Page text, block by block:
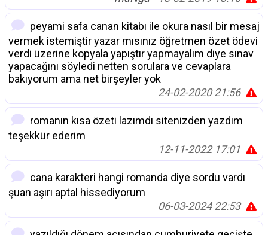
peyami safa canan kitabı ile okura nasıl bir mesaj
vermek istemiştir yazar mısınız öğretmen özet ödevi
verdi üzerine kopyala yapıştır yapmayalım diye sınav
yapacağını söyledi netten sorulara ve cevaplara
bakıyorum ama net birşeyler yok
24-02-2020 21:56
romanın kısa özeti lazımdı sitenizden yazdım
teşekkür ederim
12-11-2022 17:01
cana karakteri hangi romanda diye sordu vardı
şuan aşırı aptal hissediyorum
06-03-2024 22:53